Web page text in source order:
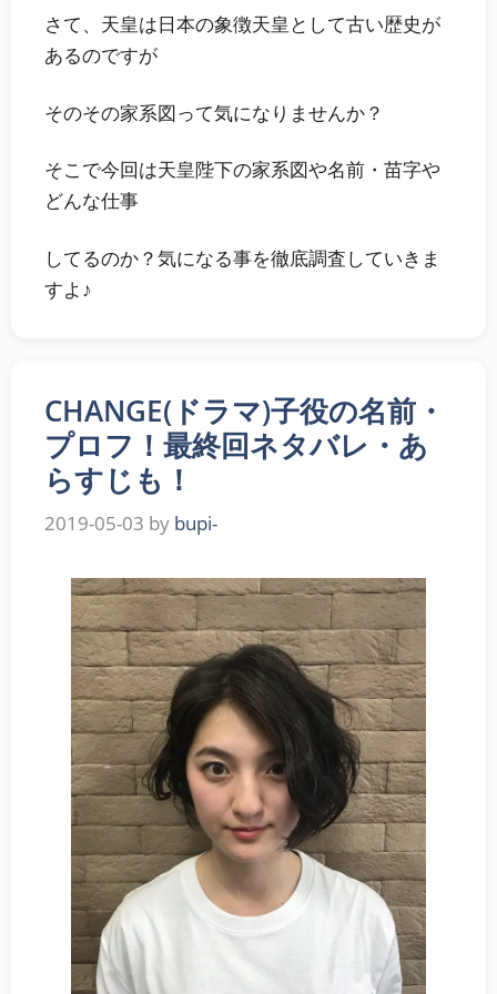
さて、天皇は日本の象徴天皇として古い歴史が
あるのですが
そのその家系図って気になりませんか？
そこで今回は天皇陛下の家系図や名前・苗字や
どんな仕事
してるのか？気になる事を徹底調査していきま
すよ♪
CHANGE(ドラマ)子役の名前・
プロフ！最終回ネタバレ・あ
らすじも！
2019-05-03 by bupi-